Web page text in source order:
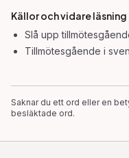
Källor och vidare läsning
Slå upp
Tillmötesgående i
Saknar du ett ord eller en
besläktade ord.